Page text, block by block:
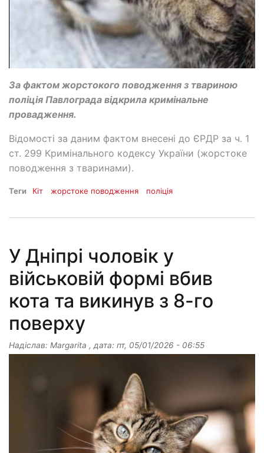
За фактом жорстокого поводження з твариною
поліція Павлограда відкрила кримінальне
провадження.
Відомості за даним фактом внесені до ЄРДР за ч. 1
ст. 299 Кримінального кодексу України (жорстоке
поводження з тваринами).
Теги Кіт жорстоке поводження поліція
У Дніпрі чоловік у
військовій формі вбив
кота та викинув з 8-го
поверху
Надіслав: Margarita , дата: пт, 05/01/2026 - 06:55